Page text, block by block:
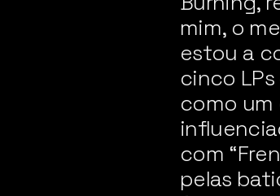
mim, o
estou a
cinco
como
com
pelas